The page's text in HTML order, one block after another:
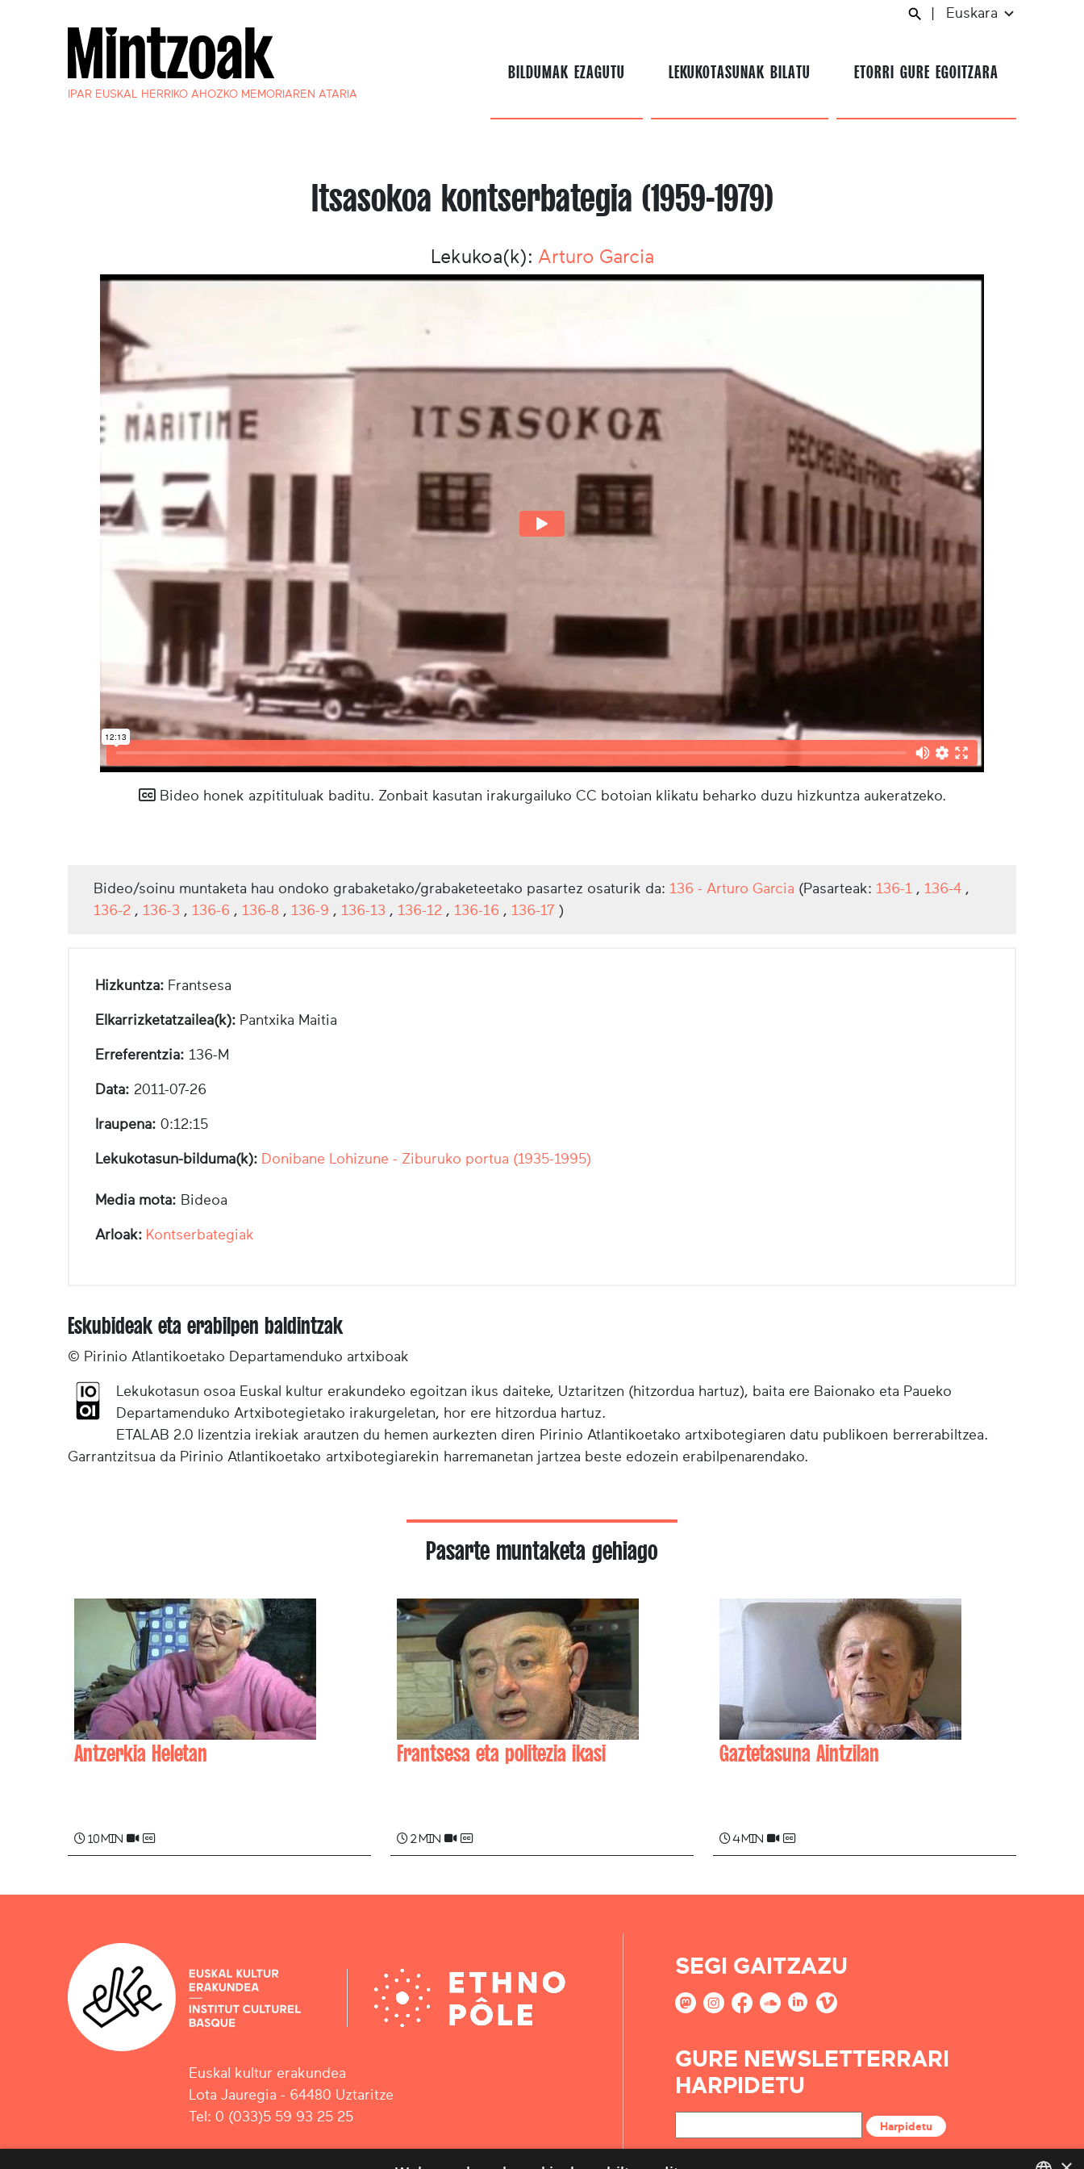
IPAR EUSKAL HERRIKO AHOZKO MEMORIAREN ATARIA
Euskara
BILDUMAK EZAGUTU LEKUKOTASUNAK BILATU ETORRI GURE EGOITZARA
Itsasokoa kontserbategia (1959-1979)
Lekukoa(k): Arturo Garcia
Bideo honek azpitituluak baditu. Zonbait kasutan irakurgailuko CC botoian klikatu beharko duzu hizkuntza aukeratzeko.
Bideo/soinu muntaketa hau ondoko grabaketako/grabaketeetako pasartez osaturik da: 136 - Arturo Garcia (Pasarteak: 136-1 , 136-4 ,
136-2 , 136-3 , 136-6 , 136-8 , 136-9 , 136-13 , 136-12 , 136-16 , 136-17 )
Hizkuntza: Frantsesa
Elkarrizketatzailea(k): Pantxika Maitia
Erreferentzia: 136-M
Data: 2011-07-26
Iraupena: 0:12:15
Lekukotasun-bilduma(k): Donibane Lohizune - Ziburuko portua (1935-1995)
Media mota: Bideoa
Arloak: Kontserbategiak
Eskubideak eta erabilpen baldintzak
© Pirinio Atlantikoetako Departamenduko artxiboak
Lekukotasun osoa Euskal kultur erakundeko egoitzan ikus daiteke, Uztaritzen (hitzordua hartuz), baita ere Baionako eta Paueko
Departamenduko Artxibotegietako irakurgeletan, hor ere hitzordua hartuz.
ETALAB 2.0 lizentzia irekiak arautzen du hemen aurkezten diren Pirinio Atlantikoetako artxibotegiaren datu publikoen berrerabiltzea.
Garrantzitsua da Pirinio Atlantikoetako artxibotegiarekin harremanetan jartzea beste edozein erabilpenarendako.
Pasarte muntaketa gehiago
Antzerkia Heletan
10 min
Frantsesa eta politezia ikasi
2 min
Gaztetasuna Aintzilan
4 min
Euskal kultur erakundea
Lota Jauregia - 64480 Uztaritze
Tel: 0 (033)5 59 93 25 25
SEGI GAITZAZU
GURE NEWSLETTERRARI
HARPIDETU
Harpidetu